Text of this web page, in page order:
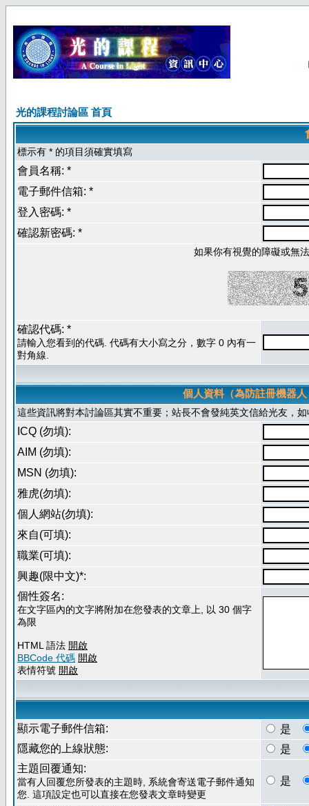
光的課程討論區 首頁
標示有 * 的項目須確實填寫
會員名稱: *
電子郵件信箱: *
登入密碼: *
確認新密碼: *
如果你有視覺的障礙或無
確認代碼: *
請輸入您看到的代碼. 代碼有大小寫之分，數字 0 內有一
對角線.
個人資料（為防註冊機器
這些資訊將對本討論區其實不重要；站長不會發純英文信給光友，
ICQ (勿填):
AIM (勿填):
MSN (勿填):
雅虎(勿填):
個人網站(勿填):
來自(可填):
職業(可填):
興趣(限中文)*:
個性簽名:
在文字區內的文字將附加在您發表的文章上, 以 30 個字
為限
HTML 語法 開啟
BBCode 代碼 開啟
表情符號 開啟
顯示電子郵件信箱:
是
隱藏您的上線狀態:
是
主題回覆通知:
當有人回覆您所發表的主題時, 系統會寄送電子郵件通知
您. 這項設定也可以直接在您發表文章時變更
是